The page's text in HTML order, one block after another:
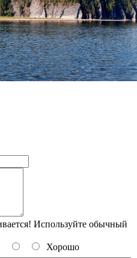
Используйте обычный
Хорошо